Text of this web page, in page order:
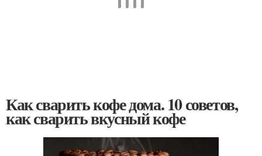
Как сварить кофе дома. 10 советов,
как сварить вкусный кофе